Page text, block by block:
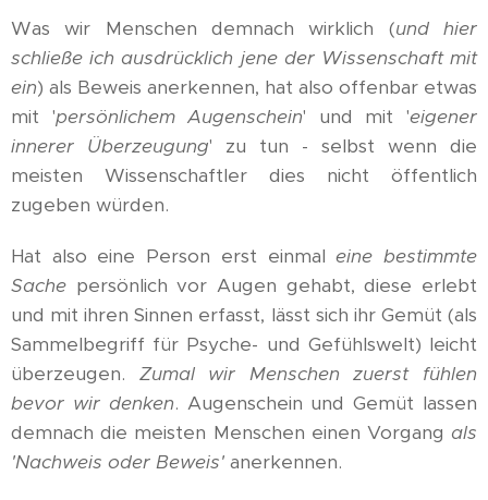
Was wir Menschen demnach wirklich (und hier
schließe ich ausdrücklich jene der Wissenschaft mit
ein) als Beweis anerkennen, hat also offenbar etwas
mit 'persönlichem Augenschein' und mit 'eigener
innerer Überzeugung' zu tun - selbst wenn die
meisten Wissenschaftler dies nicht öffentlich
zugeben würden.
Hat also eine Person erst einmaleine bestimmte
Sache persönlich vor Augen gehabt, diese erlebt
und mit ihren Sinnen erfasst, lässt sich ihr Gemüt (als
Sammelbegriff für Psyche- und Gefühlswelt) leicht
überzeugen. Zumal wir Menschen zuerst fühlen
bevor wir denken. Augenschein und Gemüt lassen
demnach die meisten Menschen einen Vorgang als
'Nachweis oder Beweis' anerkennen.